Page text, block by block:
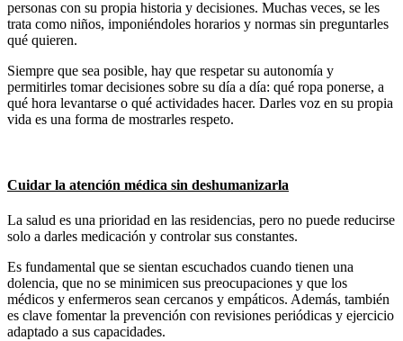
personas con su propia historia y decisiones. Muchas veces, se les
trata como niños, imponiéndoles horarios y normas sin preguntarles
qué quieren.
Siempre que sea posible, hay que respetar su autonomía y
permitirles tomar decisiones sobre su día a día: qué ropa ponerse, a
qué hora levantarse o qué actividades hacer. Darles voz en su propia
vida es una forma de mostrarles respeto.
Cuidar la atención médica sin deshumanizarla
La salud es una prioridad en las residencias, pero no puede reducirse
solo a darles medicación y controlar sus constantes.
Es fundamental que se sientan escuchados cuando tienen una
dolencia, que no se minimicen sus preocupaciones y que los
médicos y enfermeros sean cercanos y empáticos. Además, también
es clave fomentar la prevención con revisiones periódicas y ejercicio
adaptado a sus capacidades.